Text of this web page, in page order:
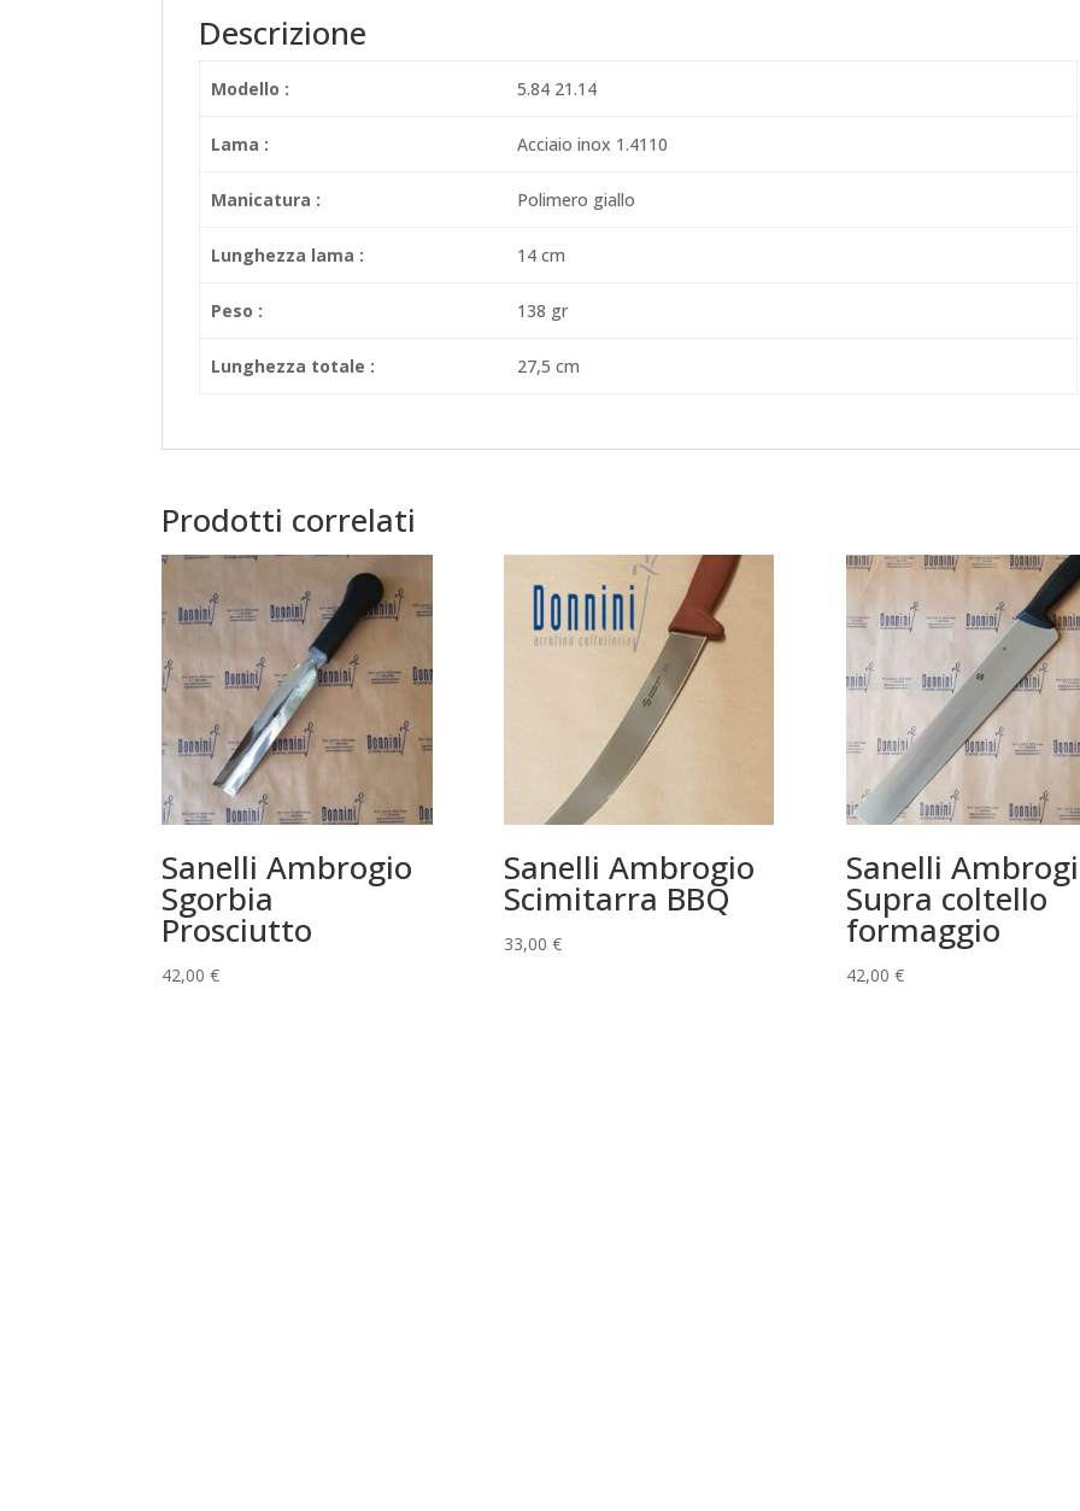
Descrizione
Modello : 5.84 21.14
Lama : Acciaio inox 1.4110
Manicatura : Polimero giallo
Lunghezza lama : 14 cm
Peso : 138 gr
Lunghezza totale : 27,5 cm
Prodotti correlati
Sanelli Ambrogio
Sgorbia
Prosciutto
42,00€
Sanelli Ambrogio
Scimitarra BBQ
33,00 €
Sanelli
Supra coltello
formaggio
42,00 €